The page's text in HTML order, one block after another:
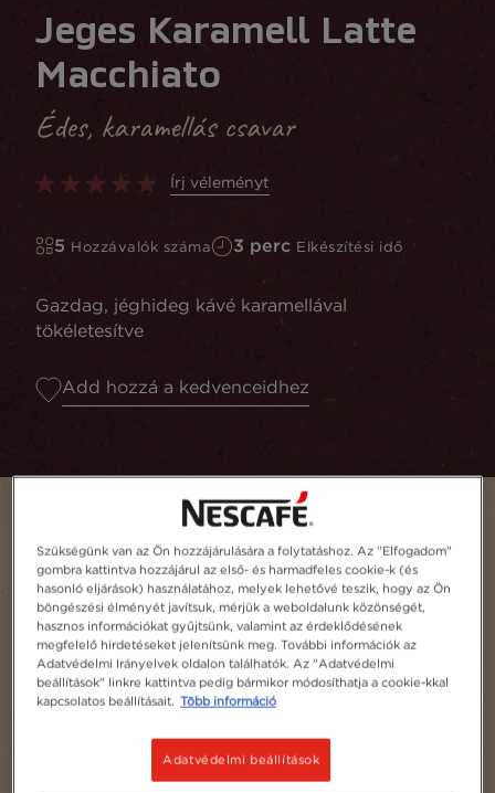
Jeges Karamell Latte
Macchiato
Édes, karamellás csavar
Írj véleményt
5 Hozzávalók száma 3 perc Elkészítési idő
Gazdag, jéghideg kávé karamellával
tökéletesítve
Add hozzá a kedvenceidhez
Szükségünk van az Ön hozzájárulására a folytatáshoz. Az "Elfogadom"
gombra kattintva hozzájárul az első- és harmadfeles cookie-k (és
hasonló eljárások) használatához, melyek lehetővé teszik, hogy az Ön
böngészési élményét javítsuk, mérjük a weboldalunk közönségét,
hasznos információkat gyűjtsünk, valamint az érdeklődésének
megfelelő hirdetéseket jelenítsünk meg. További információk az
Adatvédelmi Irányelvek oldalon találhatók. Az "Adatvédelmi
beállítások" linkre kattintva pedig bármikor módosíthatja a cookie-kkal
kapcsolatos beállításait. Több információ
Adatvédelmi beállítások